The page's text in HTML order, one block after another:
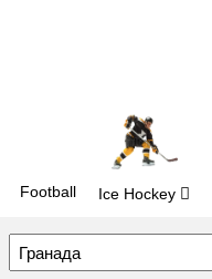
Football Ice Hockey